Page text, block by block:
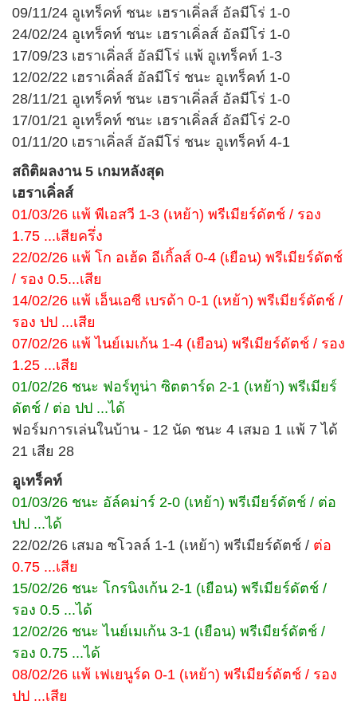
09/11/24 อูเทร็คท์ ชนะ เฮราเคิ่ลส์ อัลมีโร่ 1-0
24/02/24 อูเทร็คท์ ชนะ เฮราเคิ่ลส์ อัลมีโร่ 1-0
17/09/23 เฮราเคิ่ลส์ อัลมีโร่ แพ้ อูเทร็คท์ 1-3
12/02/22 เฮราเคิ่ลส์ อัลมีโร่ ชนะ อูเทร็คท์ 1-0
28/11/21 อูเทร็คท์ ชนะ เฮราเคิ่ลส์ อัลมีโร่ 1-0
17/01/21 อูเทร็คท์ ชนะ เฮราเคิ่ลส์ อัลมีโร่ 2-0
01/11/20 เฮราเคิ่ลส์ อัลมีโร่ ชนะ อูเทร็คท์ 4-1
สถิติผลงาน 5 เกมหลังสุด
เฮราเคิ่ลส์
01/03/26 แพ้ พีเอสวี 1-3 (เหย้า) พรีเมียร์ดัตช์ / รอง
1.75 ...เสียครึ่ง
22/02/26 แพ้ โก อเฮ้ด อีเกิ้ลส์ 0-4 (เยือน) พรีเมียร์ดัตช์
/ รอง 0.5...เสีย
14/02/26 แพ้ เอ็นเอซี เบรด้า 0-1 (เหย้า) พรีเมียร์ดัตช์ /
รอง ปป ...เสีย
07/02/26 แพ้ ไนย์เมเก้น 1-4 (เยือน) พรีเมียร์ดัตช์ / รอง
1.25 ...เสีย
01/02/26 ชนะ ฟอร์ทูน่า ซิตตาร์ด 2-1 (เหย้า) พรีเมียร์
ดัตช์ / ต่อ ปป ...ได้
ฟอร์มการเล่นในบ้าน - 12 นัด ชนะ 4 เสมอ 1 แพ้ 7 ได้
21 เสีย 28
อูเทร็คท์
01/03/26 ชนะ อัล์คม่าร์ 2-0 (เหย้า) พรีเมียร์ดัตช์ / ต่อ
ปป ...ได้
22/02/26 เสมอ ซโวลล์ 1-1 (เหย้า) พรีเมียร์ดัตช์ / ต่อ
0.75 ...เสีย
15/02/26 ชนะ โกรนิงเก้น 2-1 (เยือน) พรีเมียร์ดัตช์ /
รอง 0.5 ...ได้
12/02/26 ชนะ ไนย์เมเก้น 3-1 (เยือน) พรีเมียร์ดัตช์ /
รอง 0.75 ...ได้
08/02/26 แพ้ เฟเยนูร์ด 0-1 (เหย้า) พรีเมียร์ดัตช์ / รอง
ปป ...เสีย